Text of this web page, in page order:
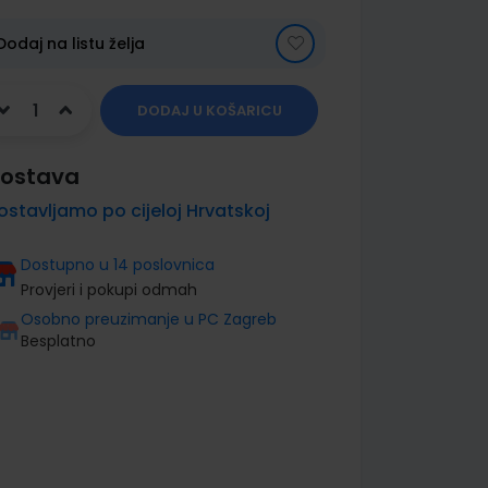
na listu želja
DODAJ U KOŠARICU
po cijeloj Hrvatskoj
Dostupno u 14 poslovnica
Provjeri i pokupi odmah
Osobno preuzimanje u PC Zagreb
Besplatno